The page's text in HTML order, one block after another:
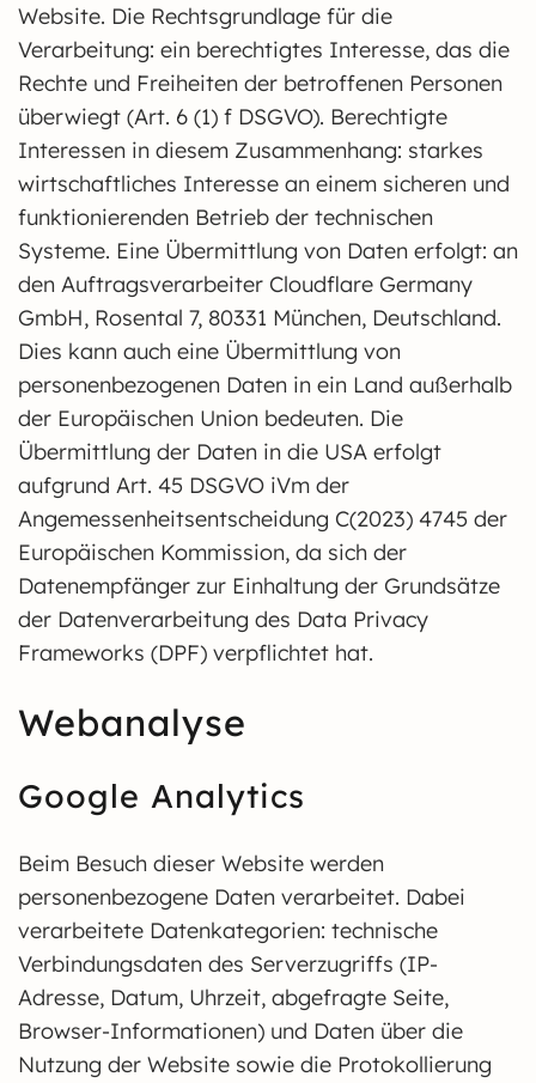
Website. Die Rechtsgrundlage für die
Verarbeitung: ein berechtigtes Interesse, das die
Rechte und Freiheiten der betroffenen Personen
überwiegt (Art. 6 (1) f DSGVO). Berechtigte
Interessen in diesem Zusammenhang: starkes
wirtschaftliches Interesse an einem sicheren und
funktionierenden Betrieb der technischen
Systeme. Eine Übermittlung von Daten erfolgt: an
den Auftragsverarbeiter Cloudflare Germany
GmbH, Rosental 7, 80331 München, Deutschland.
Dies kann auch eine Übermittlung von
personenbezogenen Daten in ein Land außerhalb
der Europäischen Union bedeuten. Die
Übermittlung der Daten in die USA erfolgt
aufgrund Art. 45 DSGVO iVm der
Angemessenheitsentscheidung C(2023) 4745 der
Europäischen Kommission, da sich der
Datenempfänger zur Einhaltung der Grundsätze
der Datenverarbeitung des Data Privacy
Frameworks (DPF) verpflichtet hat.
Webanalyse
Google Analytics
Beim Besuch dieser Website werden
personenbezogene Daten verarbeitet. Dabei
verarbeitete Datenkategorien: technische
Verbindungsdaten des Serverzugriffs (IP-
Adresse, Datum, Uhrzeit, abgefragte Seite,
Browser-Informationen) und Daten über die
Nutzung der Website sowie die Protokollierung